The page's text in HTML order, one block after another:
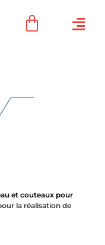
et couteaux pour
la réalisation de